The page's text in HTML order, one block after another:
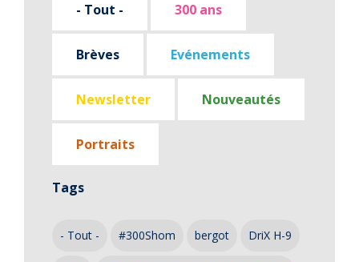
- Tout - 300 ans
Brèves Evénements
Newsletter Nouveautés
Portraits
Tags
- Tout - #300Shom bergot DriX H-9